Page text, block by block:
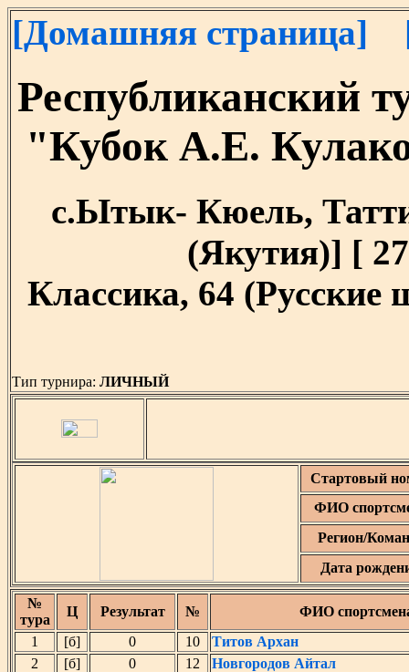
[Домашняя страница]
Республиканский
"Кубок А.Е.
с.Ытык- Кюель,
(Якутия)] [
Классика, 64
Тип турнира: ЛИЧНЫЙ
Стартовый
ФИО
Регион/
Дата
№
тура
Ц Результат №
ФИО
1
[б] 0 10
Титов Архан
2
[б] 0 12
Новгородов Айтал